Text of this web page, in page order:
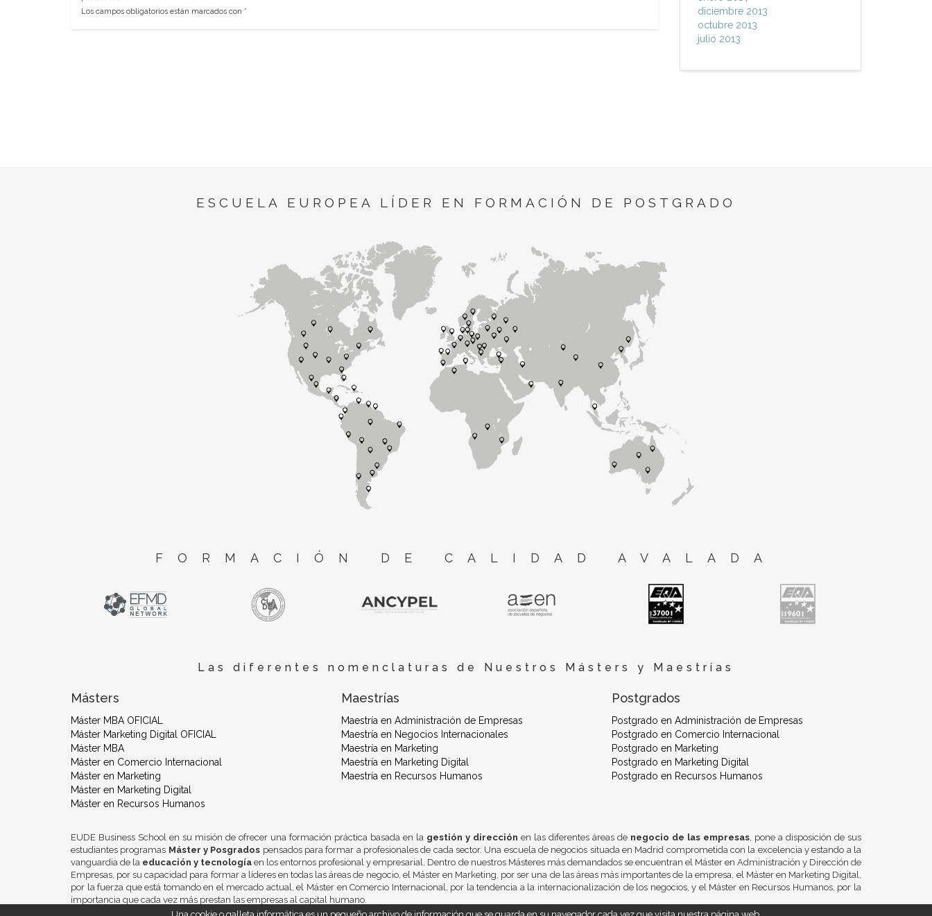
Los campos obligatorios están marcados con *
diciembre 2013
octubre 2013
julio 2013
ESCUELA EUROPEA LÍDER EN FORMACIÓN DE POSTGRADO
FORMACIÓN DE CALIDAD AVALADA
Las diferentes nomenclaturas de Nuestros Másters y Maestrías
Másters
Máster MBA OFICIAL
Máster Marketing Digital OFICIAL
Máster MBA
Máster en Comercio Internacional
Máster en Marketing
Máster en Marketing Digital
Máster en Recursos Humanos
Maestrías
Maestría en Administración de Empresas
Maestría en Negocios Internacionales
Maestría en Marketing
Maestría en Marketing Digital
Maestría en Recursos Humanos
Postgrados
Postgrado en Administración de Empresas
Postgrado en Comercio Internacional
Postgrado en Marketing
Postgrado en Marketing Digital
Postgrado en Recursos Humanos
EUDE Business School en su misión de ofrecer una formación práctica basada en la gestión y dirección en las diferentes áreas de negocio de las empresas, pone a disposición de sus
estudiantes programas Máster y Posgrados pensados para formar a profesionales de cada sector. Una escuela de negocios situada en Madrid comprometida con la excelencia y estando a la
vanguardia de la educación y tecnología en los entornos profesional y empresarial. Dentro de nuestros Másteres más demandados se encuentran el Máster en Administración y Dirección de
Empresas, por su capacidad para formar a líderes en todas las áreas de negocio, el Máster en Marketing, por ser una de las áreas más importantes de la empresa, el Máster en Marketing Digital,
por la fuerza que está tomando en el mercado actual, el Máster en Comercio Internacional, por la tendencia a la internacionalización de los negocios, y el Máster en Recursos Humanos, por la
importancia que cada vez más prestan las empresas al capital humano.